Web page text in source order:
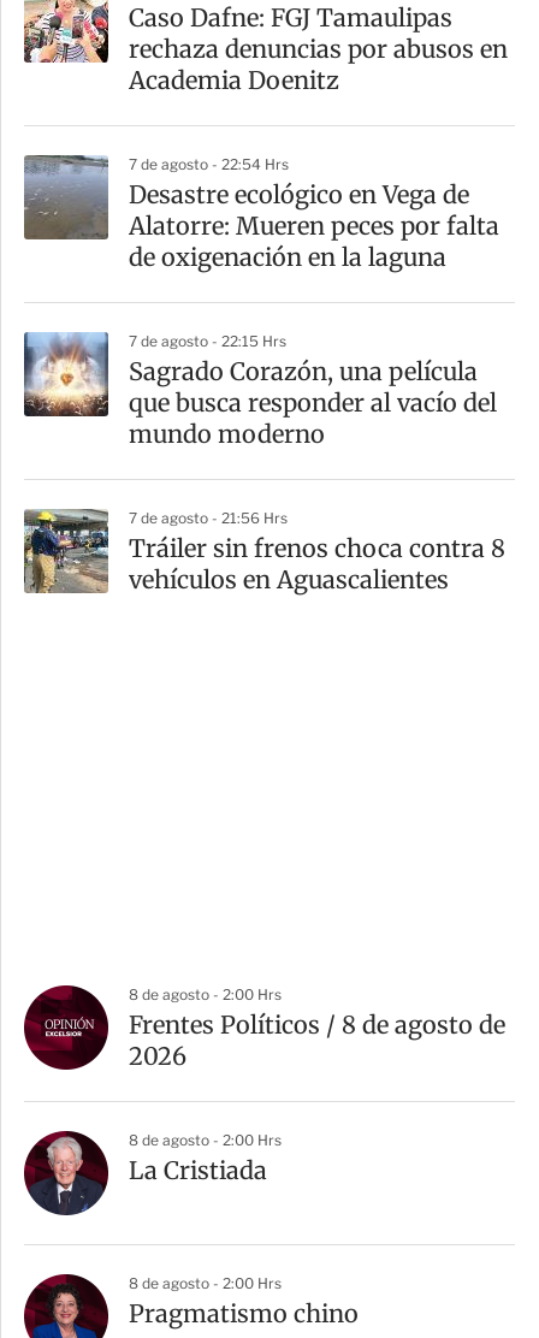
Caso Dafne: FGJ Tamaulipas
rechaza denuncias por abusos en
Academia Doenitz
7 de agosto - 22:54 Hrs
Desastre ecológico en Vega de
Alatorre: Mueren peces por falta
de oxigenación en la laguna
7 de agosto - 22:15 Hrs
Sagrado Corazón, una película
que busca responder al vacío del
mundo moderno
7 de agosto - 21:56 Hrs
Tráiler sin frenos choca contra 8
vehículos en Aguascalientes
8 de agosto - 2:00 Hrs
Frentes Políticos / 8 de agosto de
2026
8 de agosto - 2:00 Hrs
La Cristiada
8 de agosto - 2:00 Hrs
Pragmatismo chino